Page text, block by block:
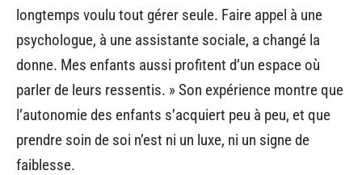
longtemps voulu tout gérer seule. Faire appel à une
psychologue, à une assistante sociale, a changé la
donne. Mes enfants aussi profitent d’un espace où
parler de leurs ressentis. » Son expérience montre que
l’autonomie des enfants s’acquiert peu à peu, et que
prendre soin de soi n’est ni un luxe, ni un signe de
faiblesse.